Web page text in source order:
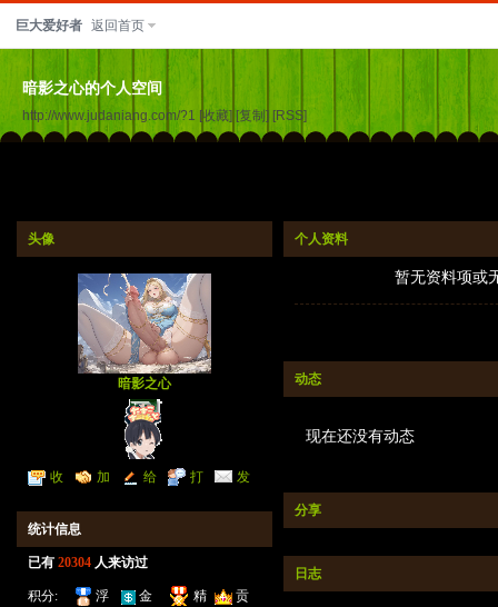
巨大爱好者 返回首页
暗影之心的个人空间
http://www.judaniang.com/?1 [收藏] [复制] [RSS]
头像
暗影之心
收
加
给
打
发
统计信息
已有 20304 人来访过
积分:
浮
金
精
贡
个人资料
暂无资料项或
动态
现在还没有动态
分享
日志